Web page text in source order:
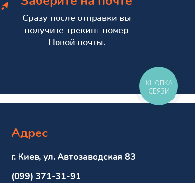
Сразу после отправки вы
получите трекинг номер
Новой почты.
Адрес
г. Киев, ул. Автозаводская 83
(099) 371-31-91
КНОПКА
СВЯЗИ